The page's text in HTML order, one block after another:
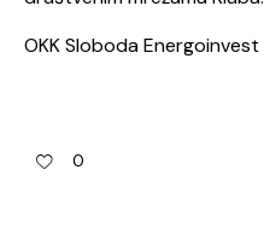
OKK Sloboda Energoinvest
0